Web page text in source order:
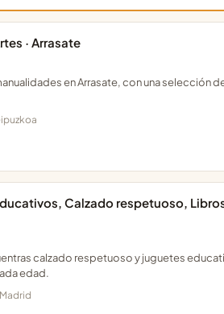
· Arrasate
en Arrasate, con una selección
Calzado respetuoso,
calzado respetuoso y juguetes
edad.